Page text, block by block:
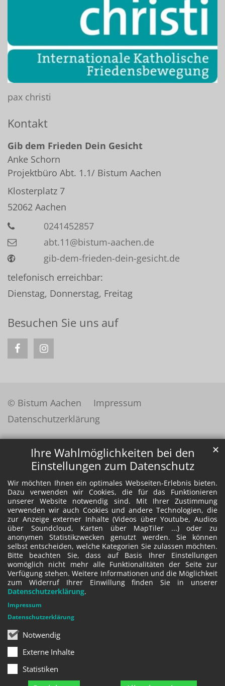
Ihre Wahlmöglichkeiten bei den
Einstellungen zum Datenschutz
Wir möchten Ihnen ein optimales Webseiten-Erlebnis bieten.
Dazu verwenden wir Cookies, die für das Funktionieren
unserer Website notwendig sind. Mit Ihrer Zustimmung
verwenden wir auch Cookies und andere Technologien, die
zur Anzeige externer Inhalte (Videos über Youtube, Audios
über Soundcloud, Karten über MapTiler ...) oder zu
anonymen Statistikzwecken genutzt werden. Sie können
selbst entscheiden, welche Kategorien Sie zulassen möchten.
Bitte beachten Sie, dass auf Basis Ihrer Einstellungen
womöglich nicht mehr alle Funktionalitäten der Seite zur
Verfügung stehen. Weitere Informationen und die Möglichkeit
zum Widerruf Ihrer Einwillung finden Sie in unserer
Datenschutzerklärung.
Notwendig
Externe Inhalte
Statistiken
✕
Impressum
Datenschutzerklärung
pax christi
Kontakt
Gib dem Frieden Dein Gesicht
Anke Schorn
Projektbüro Abt. 1.1/ Bistum Aachen
Klosterplatz 7
52062 Aachen
0241452857
abt.11@bistum-aachen.de
gib-dem-frieden-dein-gesicht.de
telefonisch erreichbar:
Dienstag, Donnerstag, Freitag
Besuchen Sie uns auf
© Bistum Aachen
Impressum
Datenschutzerklärung